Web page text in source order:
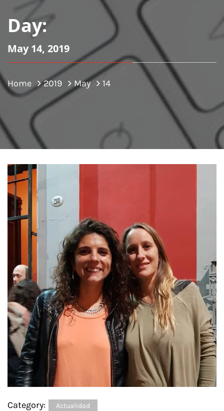
Day:
May 14, 2019
Home 2019 May 14
Category: Actualidad